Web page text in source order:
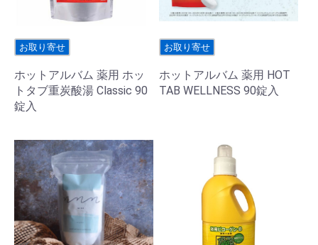
お取り寄せ
ホットアルバム 薬用 ホッ
トタブ重炭酸湯 Classic 90
錠入
お取り寄せ
ホットアルバム 薬用 HOT
TAB WELLNESS 90錠入